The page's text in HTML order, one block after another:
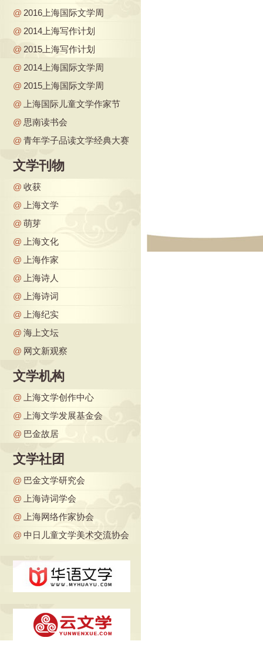
@ 2016上海国际文学周
@ 2014上海写作计划
@ 2015上海写作计划
@ 2014上海国际文学周
@ 2015上海国际文学周
@
上海国际儿童文学作家节
@ 思南读书会
@ 青年学子品读文学经典大赛
文学刊物
@ 收获
@
上海文学
@ 萌芽
@
上海文化
@
上海作家
@
上海诗人
@
上海诗词
@
上海纪实
@ 海上文坛
@ 网文新观察
文学机构
@
上海文学创作中心
@
上海文学发展基金会
@ 巴金故居
文学社团
@ 巴金文学研究会
@
上海诗词学会
@
上海网络作家协会
@ 中日儿童文学美术交流协会